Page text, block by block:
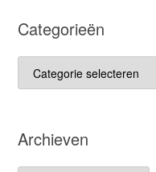
Categorieën
Categorieën
Archieven